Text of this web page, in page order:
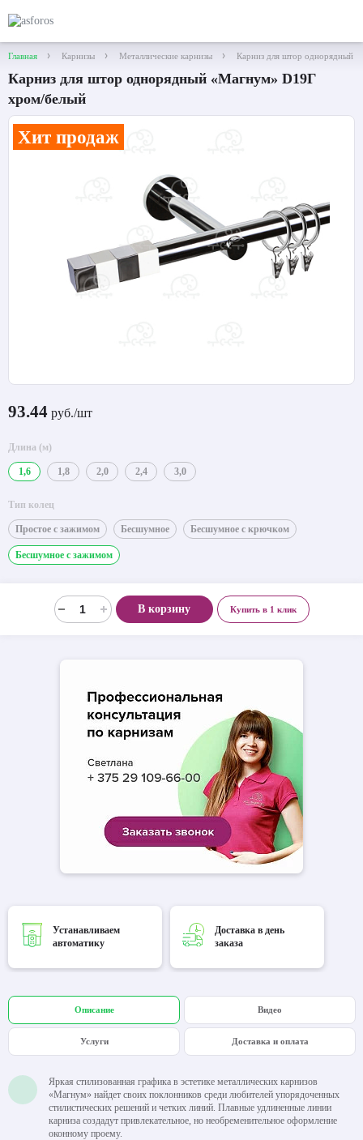
Главная Карнизы Металлические карнизы Карниз для штор однорядный
Карниз для штор однорядный «Магнум» D19Г
хром/белый
Хит продаж
93.44 руб./шт
Длина (м)
1,6 1,8 2,0 2,4 3,0
Тип колец
Простое с зажимом Бесшумное Бесшумное с крючком
Бесшумное с зажимом
В корзину Купить в 1 клик
Устанавливаем
автоматику
Доставка в день
заказа
Описание Видео
Услуги Доставка и оплата
Яркая стилизованная графика в эстетике металлических карнизов
«Магнум» найдет своих поклонников среди любителей упорядоченных
стилистических решений и четких линий. Плавные удлиненные линии
карниза создадут привлекательное, но необременительное оформление
оконному проему.